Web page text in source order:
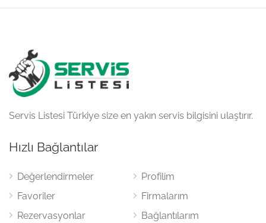
Servis Listesi Türkiye size en yakın servis bilgisini ulaştırır.
Hızlı Bağlantılar
Değerlendirmeler
Favoriler
Rezervasyonlar
Profilim
Firmalarım
Bağlantılarım